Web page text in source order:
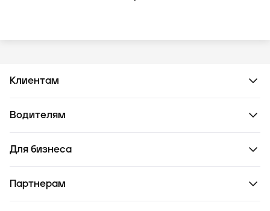
Клиентам
Водителям
Для бизнеса
Партнерам